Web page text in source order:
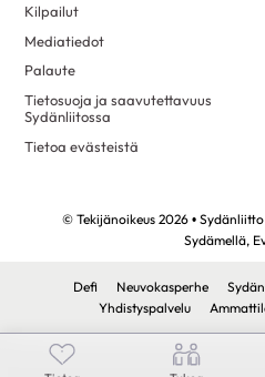
Kilpailut
Mediatiedot
Palaute
Tietosuoja ja saavutettavuus
Sydänliitossa
Tietoa evästeistä
© Tekijänoikeus 2026 •
Sydämellä,
Defi Neuvokasperhe
Yhdistyspalvelu